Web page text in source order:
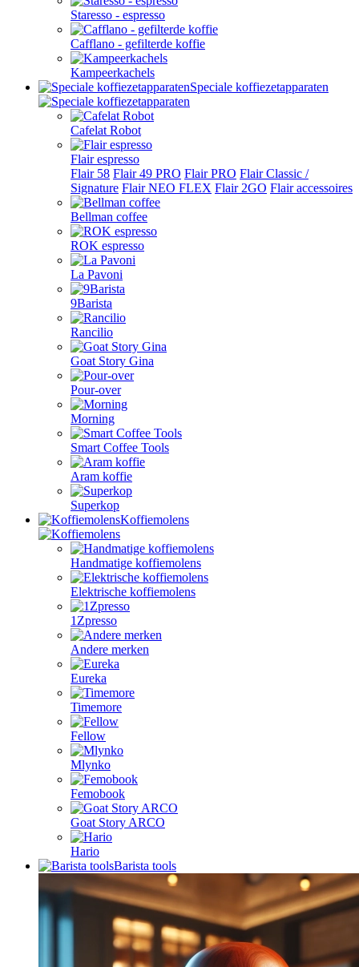
Staresso - espresso
Cafflano - gefilterde koffie
Kampeerkachels
Speciale koffiezetapparaten
Cafelat Robot
Flair espresso
Flair 58 Flair 49 PRO Flair PRO Flair Classic /
Signature Flair NEO FLEX Flair 2GO Flair accessoires
Bellman coffee
ROK espresso
La Pavoni
9Barista
Rancilio
Goat Story Gina
Pour-over
Morning
Smart Coffee Tools
Aram koffie
Superkop
Koffiemolens
Handmatige koffiemolens
Elektrische koffiemolens
1Zpresso
Andere merken
Eureka
Timemore
Fellow
Mlynko
Femobook
Goat Story ARCO
Hario
Barista tools